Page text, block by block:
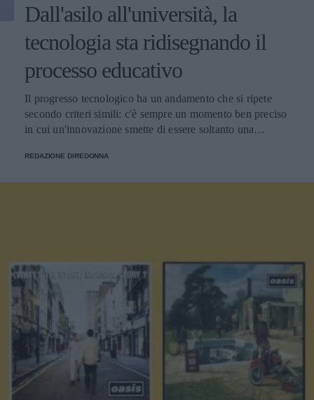
Dall'asilo all'università, la
tecnologia sta ridisegnando il
processo educativo
Il progresso tecnologico ha un andamento che si ripete
secondo criteri simili: c'è sempre un momento ben preciso
in cui un'innovazione smette di essere soltanto una
REDAZIONE DIREDONNA